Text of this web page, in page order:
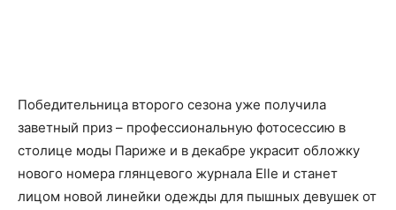
Победительница второго сезона уже получила
заветный приз – профессиональную фотосессию в
столице моды Париже и в декабре украсит обложку
нового номера глянцевого журнала Elle и станет
лицом новой линейки одежды для пышных девушек от